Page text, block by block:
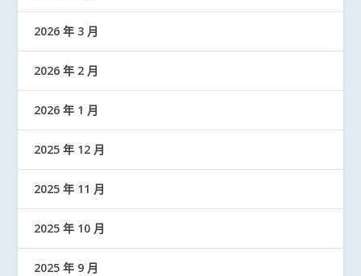
2026 年 3 月
2026 年 2 月
2026 年 1 月
2025 年 12 月
2025 年 11 月
2025 年 10 月
2025 年 9 月